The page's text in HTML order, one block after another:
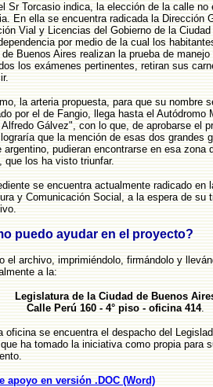
Sr Torcasio indica, la elección de la calle no
En ella se encuentra radicada la Dirección
Vial y Licencias del Gobierno de la
por medio de la cual los
de Buenos Aires realizan la prueba de
los exámenes pertinentes, retiran sus
la arteria propuesta, para que su nombre
por el de Fangio, llega hasta el Autódromo
Gálvez", con lo que, de aprobarse el
que la mención de esas dos grandes
argentino, pudieran encontrarse en esa zona
que los ha visto triunfar.
se encuentra actualmente radicado en
y Comunicación Social, a la espera de su
puedo ayudar en el proyecto?
el archivo, imprimiéndolo, firmándolo y
a la:
Legislatura de la Ciudad de Buenos
Calle Perú 160 - 4° piso - oficina 414.
oficina se encuentra el despacho del
ha tomado la iniciativa como propia para
apoyo en versión .DOC (Word)